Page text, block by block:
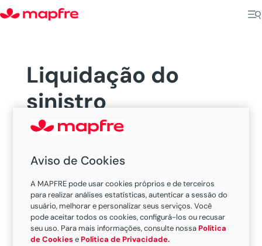
Liquidação do
sinistro
segurado, com base no relatório de
Descubra as coberturas ofrecidas pelo nosso
seguro deautomóvel.
Aviso de Cookies
A MAPFRE pode usar cookies próprios e de terceiros
para realizar análises estatísticas, autenticar a sessão do
usuário, melhorar e personalizar seus serviços. Você
pode aceitar todos os cookies, configurá-los ou recusar
seu uso. Para mais informações, consulte nossaPolítica
de CookiesePolítica de Privacidade.